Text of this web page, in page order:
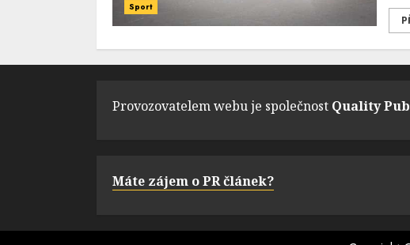
Sport
Provozovatelem webu je společnost Quality
Máte zájem o PR článek?